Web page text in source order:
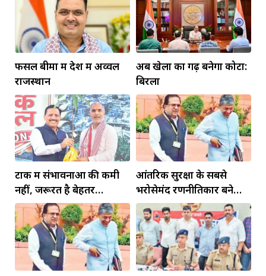
फसल बीमा में देश में अव्वल
राजस्थान
अब खेलों का गढ़ बनेगा कोटा:
बिरला
टोंक में संभावनाओं की कमी
नहीं, जरूरत है बेहतर
इंफ्रास्ट्रक्चर की
आंतरिक सुरक्षा के सबसे
भरोसेमंद रणनीतिकार बने
रहेंगे गोविंद मोहन